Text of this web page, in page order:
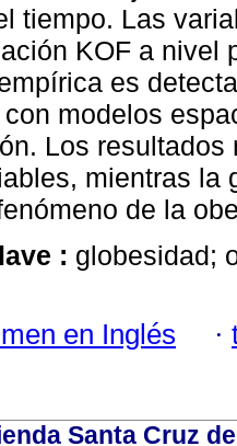
tiempo. Las
KOF a nivel
es
modelos
Los
mientras la
de la
: globesidad;
en Inglés ·
Santa Cruz